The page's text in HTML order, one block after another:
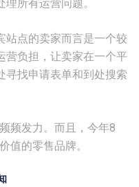
所有运营问题。
站点的卖家而言是一个较
营负担，让卖家在一个平
寻找申请表单和到处搜索
频发力。而且，今年8
值的零售品牌。